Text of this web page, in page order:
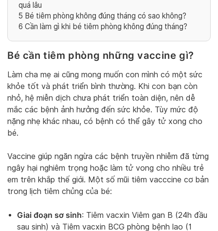
quá lâu
5 Bé tiêm phòng không đúng tháng có sao không?
6 Cần làm gì khi bé tiêm phòng không đúng tháng?
Bé cần tiêm phòng những vaccine gì?
Làm cha mẹ ai cũng mong muốn con mình có một sức
khỏe tốt và phát triển bình thường. Khi con bạn còn
nhỏ, hệ miễn dịch chưa phát triển toàn diện, nên dễ
mắc các bệnh ảnh hưởng đến sức khỏe. Tùy mức độ
nặng nhẹ khác nhau, có bệnh có thể gây tử xong cho
bé.
Vaccine giúp ngăn ngừa các bệnh truyền nhiễm đã từng
ngây hại nghiêm trọng hoặc làm tử vong cho nhiều trẻ
em trên khắp thế giới. Một số mũi tiêm vacccine cơ bản
trong lịch tiêm chủng của bé:
Giai đoạn sơ sinh: Tiêm vacxin Viêm gan B (24h đầu
sau sinh) và Tiêm vacxin BCG phòng bệnh lao (1